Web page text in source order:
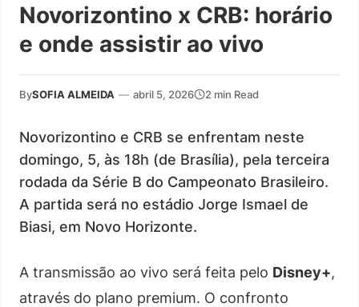
Novorizontino x CRB: horário
e onde assistir ao vivo
BySOFIA ALMEIDA — abril 5, 2026 2 min Read
Novorizontino e CRB se enfrentam neste
domingo, 5, às 18h (de Brasília), pela terceira
rodada da Série B do Campeonato Brasileiro.
A partida será no estádio Jorge Ismael de
Biasi, em Novo Horizonte.
A transmissão ao vivo será feita pelo Disney+,
através do plano premium. O confronto